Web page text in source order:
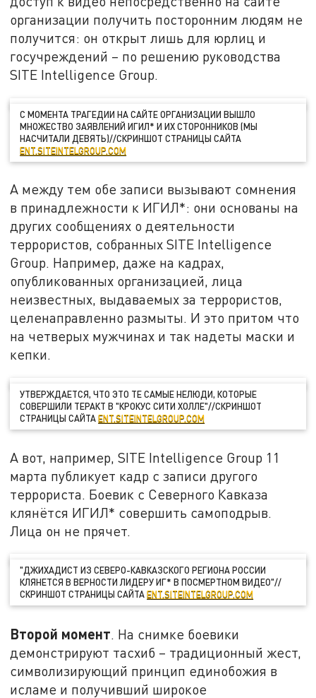
организации получить посторонним людям не
получится: он открыт лишь для юрлиц и
госучреждений – по решению руководства
SITE Intelligence Group.
С МОМЕНТА ТРАГЕДИИ НА САЙТЕ ОРГАНИЗАЦИИ ВЫШЛО
МНОЖЕСТВО ЗАЯВЛЕНИЙ ИГИЛ* И ИХ СТОРОННИКОВ (МЫ
НАСЧИТАЛИ ДЕВЯТЬ)//СКРИНШОТ СТРАНИЦЫ САЙТА
ENT.SITEINTELGROUP.COM
А между тем обе записи вызывают сомнения
в принадлежности к ИГИЛ*: они основаны на
других сообщениях о деятельности
террористов, собранных SITE Intelligence
Group. Например, даже на кадрах,
опубликованных организацией, лица
неизвестных, выдаваемых за террористов,
целенаправленно размыты. И это притом что
на четверых мужчинах и так надеты маски и
кепки.
УТВЕРЖДАЕТСЯ, ЧТО ЭТО ТЕ САМЫЕ НЕЛЮДИ, КОТОРЫЕ
СОВЕРШИЛИ ТЕРАКТ В "КРОКУС СИТИ ХОЛЛЕ"//СКРИНШОТ
СТРАНИЦЫ САЙТАENT.SITEINTELGROUP.COM
А вот, например, SITE Intelligence Group 11
марта публикует кадр с записи другого
террориста. Боевик с Северного Кавказа
клянётся ИГИЛ* совершить самоподрыв.
Лица он не прячет.
"ДЖИХАДИСТ ИЗ СЕВЕРО-КАВКАЗСКОГО РЕГИОНА РОССИИ
КЛЯНЕТСЯ В ВЕРНОСТИ ЛИДЕРУ ИГ* В ПОСМЕРТНОМ ВИДЕО"//
СКРИНШОТ СТРАНИЦЫ САЙТАENT.SITEINTELGROUP.COM
Второй момент. На снимке боевики
демонстрируют тасхиб – традиционный жест,
символизирующий принцип единобожия в
исламе и получивший широкое